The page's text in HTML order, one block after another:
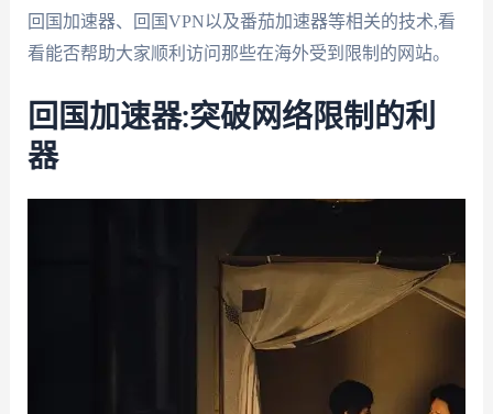
回国加速器、回国VPN以及番茄加速器等相关的技术,看
看能否帮助大家顺利访问那些在海外受到限制的网站。
回国加速器:突破网络限制的利
器